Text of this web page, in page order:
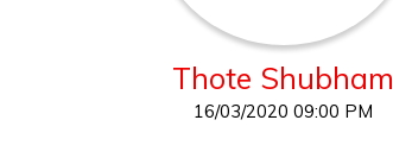
Thote Shubham
16/03/2020 09:00 PM